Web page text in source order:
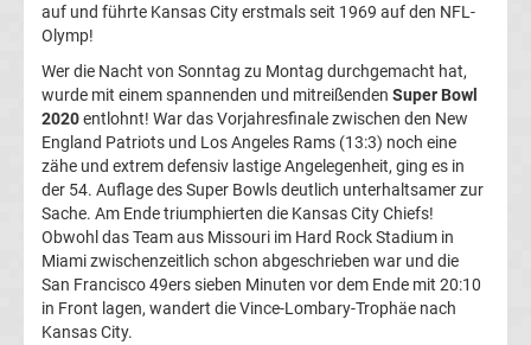
Liga
Ergebnisse
3.
Liga
Tabelle
DFB-
auf und führte Kansas City erstmals seit 1969 auf den NFL-
Olymp!
Wer die Nacht von Sonntag zu Montag durchgemacht hat,
wurde mit einem spannenden und mitreißenden Super Bowl
2020entlohnt! War das Vorjahresfinale zwischen den New
England Patriots und Los Angeles Rams (13:3) noch eine
zähe und extrem defensiv lastige Angelegenheit, ging es in
der 54. Auflage des Super Bowls deutlich unterhaltsamer zur
Sache. Am Ende triumphierten die Kansas City Chiefs!
Obwohl das Team aus Missouri im Hard Rock Stadium in
Miami zwischenzeitlich schon abgeschrieben war und die
San Francisco 49ers sieben Minuten vor dem Ende mit 20:10
in Front lagen, wandert die Vince-Lombary-Trophäe nach
Kansas City.